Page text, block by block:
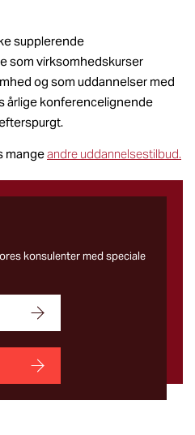
supplerende
som virksomhedskurser
og som uddannelser med
årlige konferencelignende
mangeandre uddannelsestilbud.
konsulenter med speciale